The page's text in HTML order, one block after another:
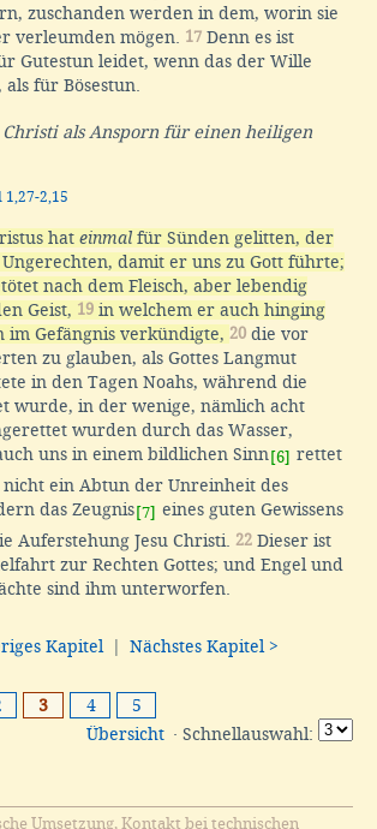
zuschanden werden in dem, worin sie
verleumden mögen. 17 Denn es ist
Gutestun leidet, wenn das der Wille
als für Bösestun.
Christi als Ansporn für einen heiligen
1,27-2,15
hat einmal für Sünden gelitten, der
damit er uns zu Gott führte;
nach dem Fleisch, aber lebendig
Geist, 19 in welchem er auch hinging
im Gefängnis verkündigte, 20 die vor
zu glauben, als Gottes Langmut
in den Tagen Noahs, während die
wurde, in der wenige, nämlich acht
wurden durch das Wasser,
uns in einem bildlichen Sinn [6] rettet
ein Abtun der Unreinheit des
das Zeugnis [7] eines guten Gewissens
Auferstehung Jesu Christi. 22 Dieser ist
zur Rechten Gottes; und Engel und
sind ihm unterworfen.
Kapitel Nächstes Kapitel >
3 4
5
Übersicht · Schnellauswahl:
Umsetzung, Kontakt bei technischen